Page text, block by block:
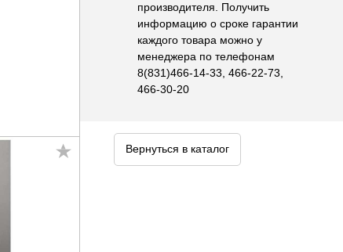
производителя. Получить
информацию о сроке гарантии
каждого товара можно у
менеджера по телефонам
8(831)466-14-33, 466-22-73,
466-30-20
Вернуться в каталог